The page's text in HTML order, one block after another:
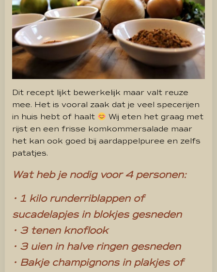
Dit recept lijkt bewerkelijk maar valt reuze
mee. Het is vooral zaak dat je veel specerijen
in huis hebt of haalt
Wij eten het graag met
rijst en een frisse komkommersalade maar
het kan ook goed bij aardappelpuree en zelfs
patatjes.
Wat heb je nodig voor 4 personen:
• 1 kilo runderriblappen of
sucadelapjes in blokjes gesneden
• 3 tenen knoflook
• 3 uien in halve ringen gesneden
• Bakje champignons in plakjes of